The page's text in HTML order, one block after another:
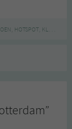
, HOTSPOT, KLUP
”